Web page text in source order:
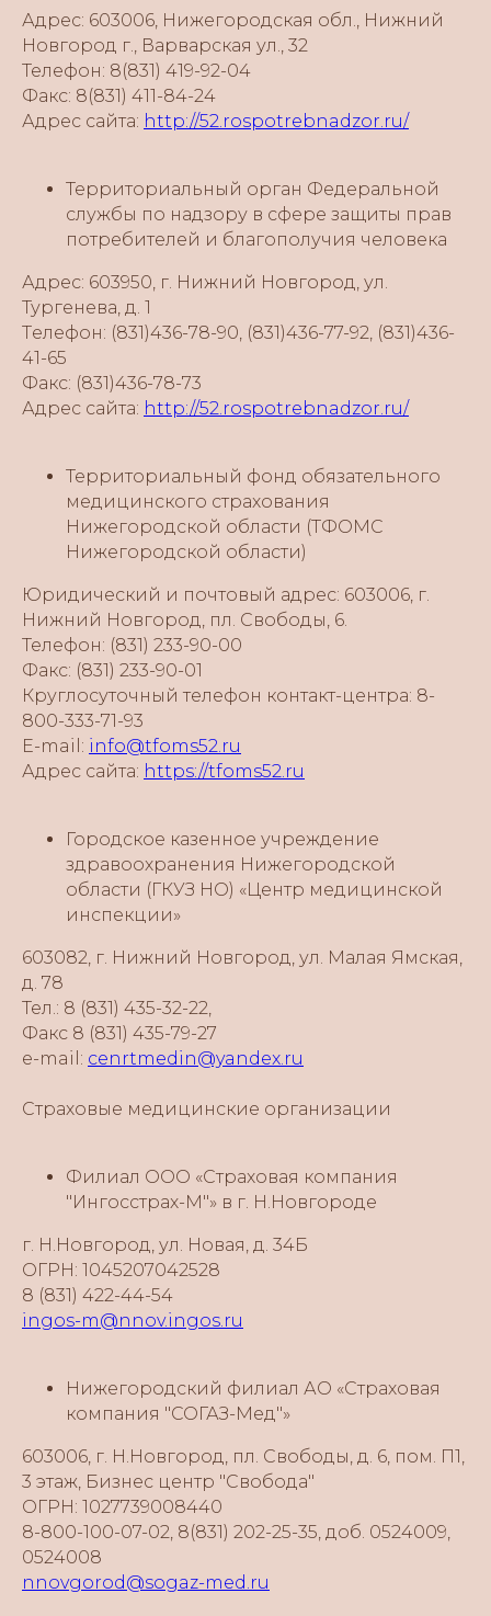
Адрес: 603006, Нижегородская обл., Нижний
Новгород г., Варварская ул., 32
Телефон: 8(831) 419-92-04
Факс: 8(831) 411-84-24
Адрес сайта: http://52.rospotrebnadzor.ru/
Территориальный орган Федеральной
службы по надзору в сфере защиты прав
потребителей и благополучия человека
Адрес: 603950, г. Нижний Новгород, ул.
Тургенева, д. 1
Tелефон: (831)436-78-90, (831)436-77-92, (831)436-
41-65
Факс: (831)436-78-73
Адрес сайта: http://52.rospotrebnadzor.ru/
Территориальный фонд обязательного
медицинского страхования
Нижегородской области (ТФОМС
Нижегородской области)
Юридический и почтовый адрес: 603006, г.
Нижний Новгород, пл. Свободы, 6.
Телефон: (831) 233-90-00
Факс: (831) 233-90-01
Круглосуточный телефон контакт-центра: 8-
800-333-71-93
E-mail: info@tfoms52.ru
Адрес сайта: https://tfoms52.ru
Городское казенное учреждение
здравоохранения Нижегородской
области (ГКУЗ НО) «Центр медицинской
инспекции»
603082, г. Нижний Новгород, ул. Малая Ямская,
д. 78
Тел.: 8 (831) 435-32-22,
Факс 8 (831) 435-79-27
e-mail: cenrtmedin@yandex.ru
Страховые медицинские организации
Филиал ООО «Страховая компания
"Ингосстрах-М"» в г. Н.Новгороде
г. Н.Новгород, ул. Новая, д. 34Б
ОГРН: 1045207042528
8 (831) 422-44-54
ingos-m@nnov.ingos.ru
Нижегородский филиал АО «Страховая
компания "СОГАЗ-Мед"»
603006, г. Н.Новгород, пл. Свободы, д. 6, пом. П1,
3 этаж, Бизнес центр "Свобода"
ОГРН: 1027739008440
8-800-100-07-02, 8(831) 202-25-35, доб. 0524009,
0524008
nnovgorod@sogaz-med.ru